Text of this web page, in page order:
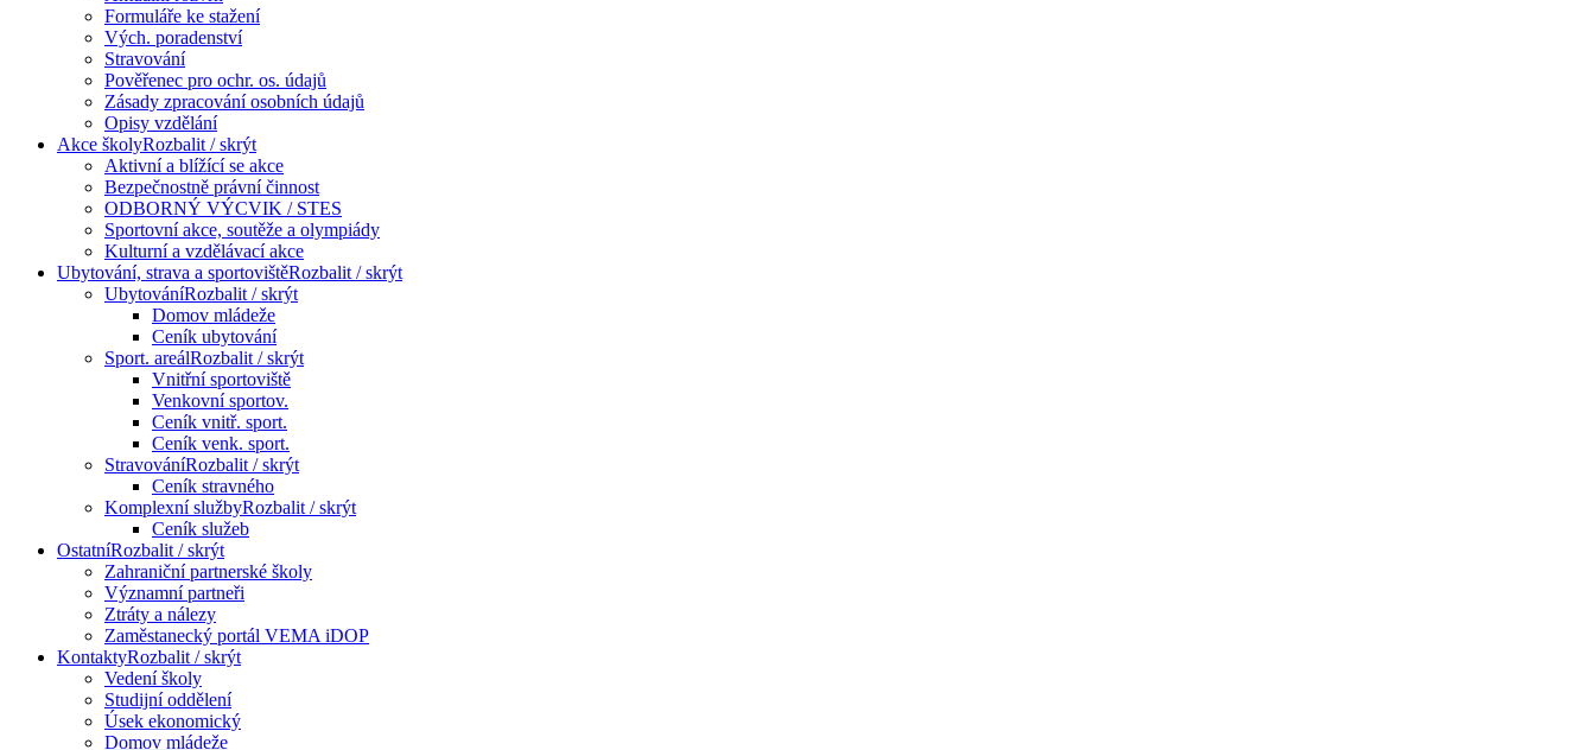
Formuláře ke stažení
Vých. poradenství
Stravování
Pověřenec pro ochr. os. údajů
Zásady zpracování osobních údajů
Opisy vzdělání
Akce školyRozbalit / skrýt
Aktivní a blížící se akce
Bezpečnostně právní činnost
ODBORNÝ VÝCVIK / STES
Sportovní akce, soutěže a olympiády
Kulturní a vzdělávací akce
Ubytování, strava a sportovištěRozbalit / skrýt
UbytováníRozbalit / skrýt
Domov mládeže
Ceník ubytování
Sport. areálRozbalit / skrýt
Vnitřní sportoviště
Venkovní sportov.
Ceník vnitř. sport.
Ceník venk. sport.
StravováníRozbalit / skrýt
Ceník stravného
Komplexní službyRozbalit / skrýt
Ceník služeb
OstatníRozbalit / skrýt
Zahraniční partnerské školy
Významní partneři
Ztráty a nálezy
Zaměstanecký portál VEMA iDOP
KontaktyRozbalit / skrýt
Vedení školy
Studijní oddělení
Úsek ekonomický
Domov mládeže